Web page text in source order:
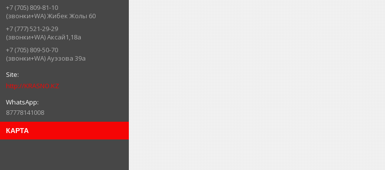
+7 (705) 809-81-10
(звонки+WA) Жибек Жолы 60
+7 (777) 521-29-29
(звонки+WA) Аксай1,18а
+7 (705) 809-50-70
(звонки+WA) Ауэзова 39а
http://KRASNO.KZ
87778141008
КАРТА